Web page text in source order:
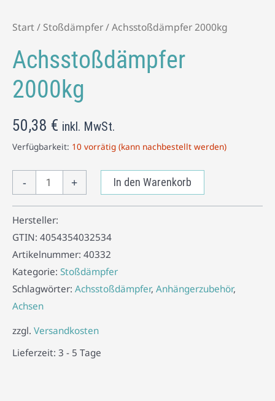
Start/ Stoßdämpfer/ Achsstoßdämpfer 2000kg
Achsstoßdämpfer
2000kg
50,38 € inkl. MwSt.
Verfügbarkeit: 10 vorrätig (kann nachbestellt werden)
- + In den Warenkorb
Hersteller:
GTIN: 4054354032534
Artikelnummer: 40332
Kategorie: Stoßdämpfer
Schlagwörter: Achsstoßdämpfer, Anhängerzubehör,
Achsen
zzgl. Versandkosten
Lieferzeit: 3 - 5 Tage